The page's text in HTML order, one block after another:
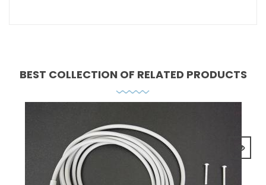
BEST COLLECTION OF RELATED PRODUCTS